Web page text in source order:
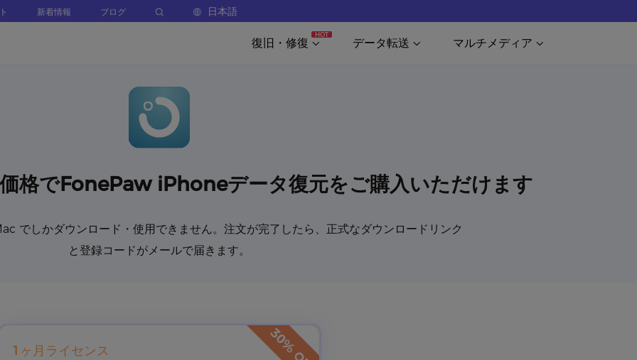
新着情報 ブログ 日本語
復旧・修復
HOT
データ転送 マルチメディア
格でFonePaw iPhoneデータ復元をご購入いただけます
でしかダウンロード・使用できません。注文が完了したら、正式なダウンロードリンク
と登録コードがメールで届きます。
1ヶ月ライセンス